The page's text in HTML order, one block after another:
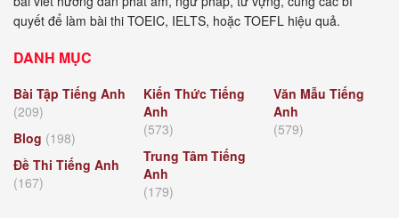
quyết để làm bài thi TOEIC, IELTS, hoặc TOEFL hiệu quả.
DANH MỤC
Bài Tập Tiếng Anh
(209)
Blog (198)
Đề Thi Tiếng Anh
(167)
Kiến Thức Tiếng
Anh
(573)
Trung Tâm Tiếng
Anh
(179)
Văn Mẫu Tiếng
Anh
(579)